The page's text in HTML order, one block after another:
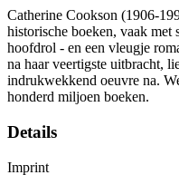
Catherine Cookson (1906-
historische boeken, vaak
hoofdrol - en een vleugje
na haar veertigste uitbracht,
indrukwekkend oeuvre na.
honderd miljoen boeken.
Details
Imprint